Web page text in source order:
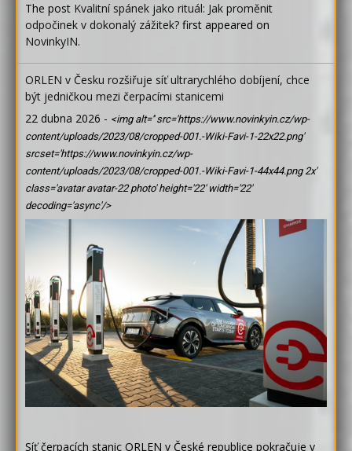
The post Kvalitní spánek jako rituál: Jak proměnit
odpočinek v dokonalý zážitek? first appeared on
NovinkyIN.
ORLEN v Česku rozšiřuje síť ultrarychlého dobíjení, chce
být jedničkou mezi čerpacími stanicemi
22 dubna 2026 - <img alt='' src='https://www.novinkyin.cz/wp-
content/uploads/2023/08/cropped-001.-Wiki-Favi-1-22x22.png'
srcset='https://www.novinkyin.cz/wp-
content/uploads/2023/08/cropped-001.-Wiki-Favi-1-44x44.png 2x'
class='avatar avatar-22 photo' height='22' width='22'
decoding='async'/>
Síť čerpacích stanic ORLEN v České republice pokračuje v